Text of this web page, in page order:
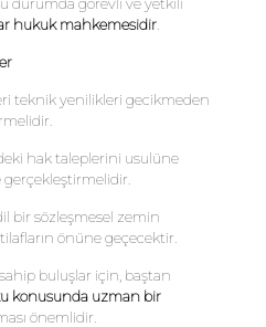
hukuk mahkemesidir.
teknik yenilikleri gecikmeden
hak taleplerini usulüne
bir sözleşmesel zemin
önüne geçecektir.
buluşlar için, baştan
konusunda uzman bir
önemlidir.